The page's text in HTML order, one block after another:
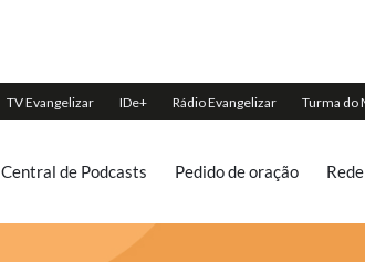
Central de Podcasts Pedido de oração Rede